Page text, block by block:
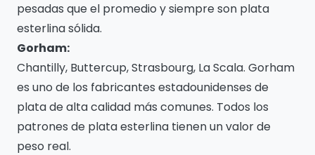
pesadas que el promedio y siempre son plata
esterlina sólida.
Gorham:
Chantilly, Buttercup, Strasbourg, La Scala. Gorham
es uno de los fabricantes estadounidenses de
plata de alta calidad más comunes. Todos los
patrones de plata esterlina tienen un valor de
peso real.